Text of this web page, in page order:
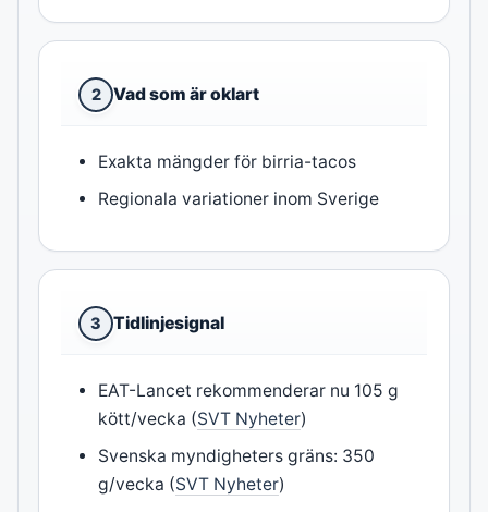
2 Vad som är oklart
Exakta mängder för birria-tacos
Regionala variationer inom Sverige
3 Tidlinjesignal
EAT-Lancet rekommenderar nu 105 g
kött/vecka (SVT Nyheter)
Svenska myndigheters gräns: 350
g/vecka (SVT Nyheter)